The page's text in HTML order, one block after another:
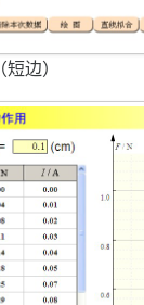
边）